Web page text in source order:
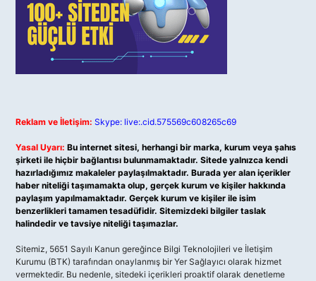
Reklam ve İletişim: Skype: live:.cid.575569c608265c69
Yasal Uyarı: Bu internet sitesi, herhangi bir marka, kurum veya şahıs
şirketi ile hiçbir bağlantısı bulunmamaktadır. Sitede yalnızca kendi
hazırladığımız makaleler paylaşılmaktadır. Burada yer alan içerikler
haber niteliği taşımamakta olup, gerçek kurum ve kişiler hakkında
paylaşım yapılmamaktadır. Gerçek kurum ve kişiler ile isim
benzerlikleri tamamen tesadüfidir. Sitemizdeki bilgiler taslak
halindedir ve tavsiye niteliği taşımazlar.
Sitemiz, 5651 Sayılı Kanun gereğince Bilgi Teknolojileri ve İletişim
Kurumu (BTK) tarafından onaylanmış bir Yer Sağlayıcı olarak hizmet
vermektedir. Bu nedenle, sitedeki içerikleri proaktif olarak denetleme